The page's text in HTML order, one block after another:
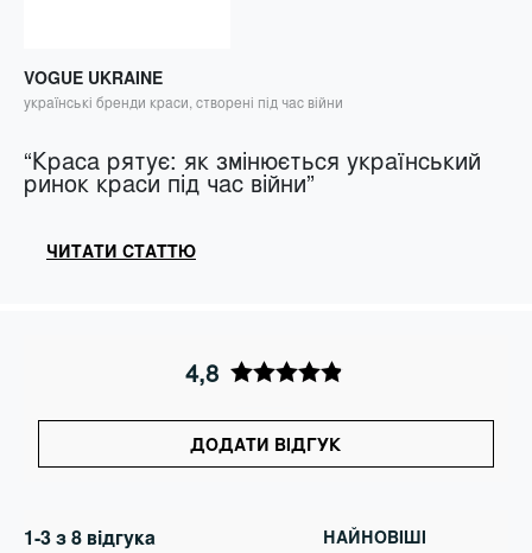
“Краса рятує: як змінюється український
ринок краси під час війни”
VOGUE UKRAINE
українські бренди краси, створені під час війни
ЧИТАТИ СТАТТЮ
4,8
ДОДАТИ ВІДГУК
1-3 з 8 відгука